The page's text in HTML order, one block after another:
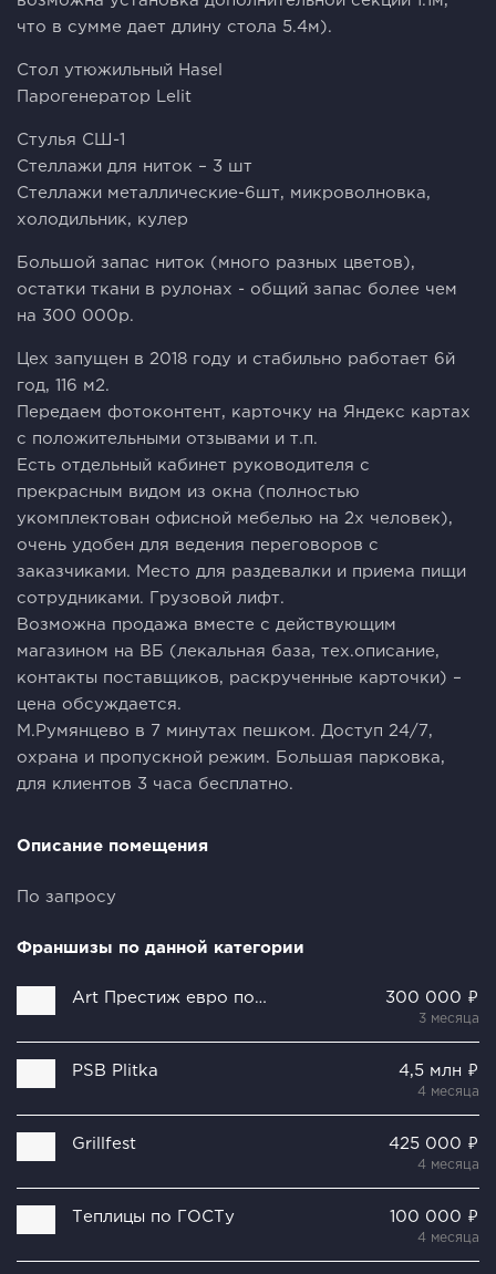
что в сумме дает длину стола 5.4м).
Стол утюжильный Hasel
Парогенератор Lelit
Cтулья СШ-1
Стеллажи для ниток – 3 шт
Стеллажи металлические-6шт, микроволновка,
холодильник, кулер
Большой запас ниток (много разных цветов),
остатки ткани в рулонах - общий запас более чем
на 300 000р.
Цех запущен в 2018 году и стабильно работает 6й
год, 116 м2.
Передаем фотоконтент, карточку на Яндекс картах
с положительными отзывами и т.п.
Есть отдельный кабинет руководителя с
прекрасным видом из окна (полностью
укомплектован офисной мебелью на 2х человек),
очень удобен для ведения переговоров с
заказчиками. Место для раздевалки и приема пищи
сотрудниками. Грузовой лифт.
Возможна продажа вместе с действующим
магазином на ВБ (лекальная база, тех.описание,
контакты поставщиков, раскрученные карточки) –
цена обсуждается.
М.Румянцево в 7 минутах пешком. Доступ 24/7,
охрана и пропускной режим. Большая парковка,
для клиентов 3 часа бесплатно.
Описание помещения
По запросу
Франшизы по данной категории
Art Престиж евро покрытие 300 000 ₽
3 месяца
PSB Plitka 4,5 млн ₽
4 месяца
Grillfest 425 000 ₽
4 месяца
Теплицы по ГОСТу 100 000 ₽
4 месяца